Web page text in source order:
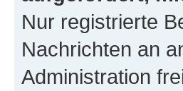
Nur registrierte
Nachrichten an
Administration